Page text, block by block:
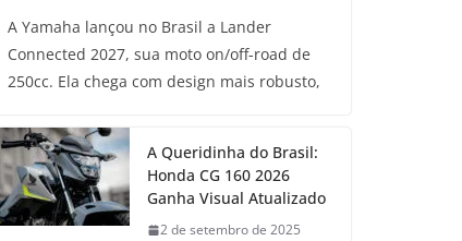
A Yamaha lançou no Brasil a Lander
Connected 2027, sua moto on/off-road de
250cc. Ela chega com design mais robusto,
A Queridinha do Brasil:
Honda CG 160 2026
Ganha Visual Atualizado
2 de setembro de 2025